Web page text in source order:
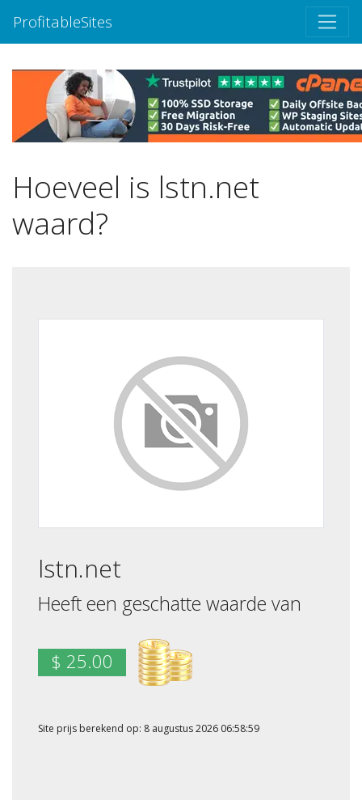
ProfitableSites
Hoeveel is lstn.net
waard?
lstn.net
Heeft een geschatte waarde van
$ 25.00
Site prijs berekend op: 8 augustus 2026 06:58:59